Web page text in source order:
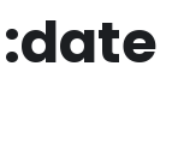
:date